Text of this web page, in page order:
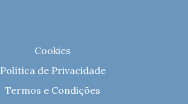
Cookies
Política de Privacidade
Termos e Condições